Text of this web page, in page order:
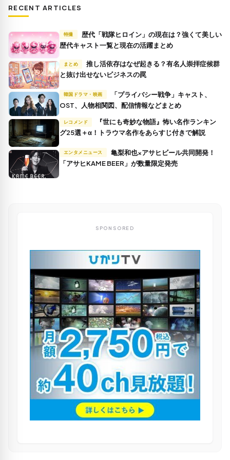
RECENT ARTICLES
特撮
歴代キャスト一覧と現在の活躍まとめ
まとめ
推し活依存はなぜ起きる？有名人崇拝症候群
と抜け出せないビジネスの罠
韓国ドラマ・映画
OST、人物相関図、配信情報などまとめ
レコメンド
グ25選＋α！トラウマ名作をあらすじ付きで解説
エンタメニュース
「アサヒKAME BEER」が数量限定発売
SPONSORED